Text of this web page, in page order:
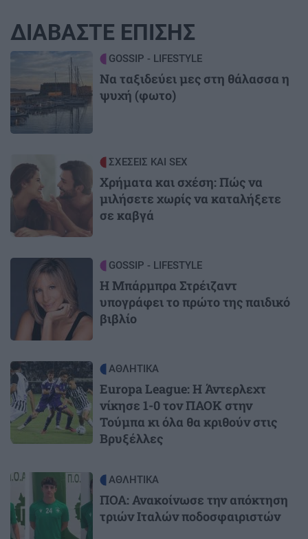
ΔΙΑΒΑΣΤΕ ΕΠΙΣΗΣ
GOSSIP - LIFESTYLE
Να ταξιδεύει μες στη θάλασσα η
ψυχή (φωτο)
Image ΣΧΕΣΕΙΣ ΚΑΙ SEX
Χρήματα και σχέση: Πώς να
μιλήσετε χωρίς να καταλήξετε
σε καβγά
Image GOSSIP - LIFESTYLE
Η Μπάρμπρα Στρέιζαντ
υπογράφει το πρώτο της παιδικό
βιβλίο
Image ΑΘΛΗΤΙΚΑ
Europa League: Η Άντερλεχτ
νίκησε 1-0 τον ΠΑΟΚ στην
Τούμπα κι όλα θα κριθούν στις
Βρυξέλλες
Image ΑΘΛΗΤΙΚΑ
ΠΟΑ: Ανακοίνωσε την απόκτηση
τριών Ιταλών ποδοσφαιριστών